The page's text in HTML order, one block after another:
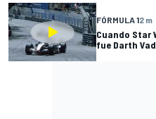
FÓRMULA 12 m
Cuando Star
fue Darth